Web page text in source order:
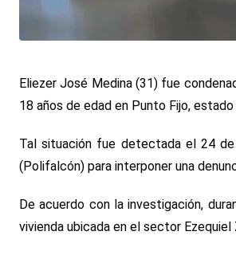
Eliezer José Medina (31) fue
18 años de edad en Punto Fijo, estado
Tal situación fue detectada el 24
(Polifalcón) para interponer una
De acuerdo con la investigación,
vivienda ubicada en el sector Ezequiel